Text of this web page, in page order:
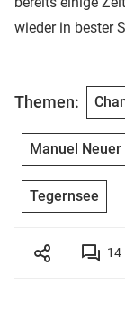
wieder in bester
Themen:
Manuel Neuer
Tegernsee
14